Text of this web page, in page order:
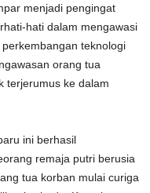
menjadi pengingat
hati dalam mengawasi
teknologi
orang tua
terjerumus ke dalam
ini berhasil
remaja putri berusia
tua korban mulai curiga